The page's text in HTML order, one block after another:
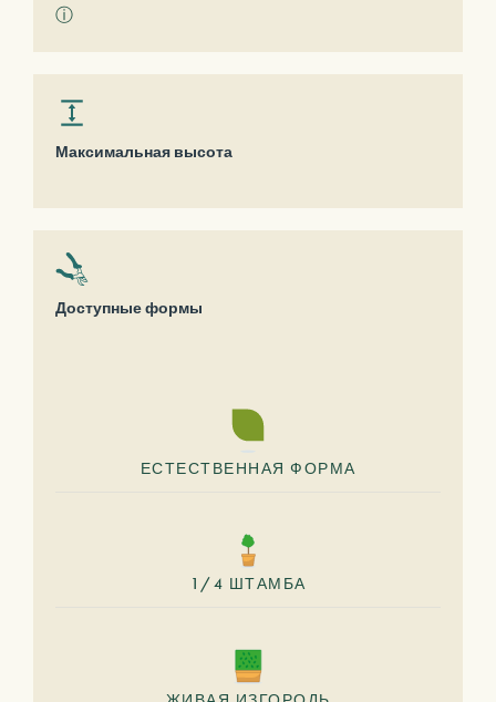
ⓘ
Максимальная высота
Доступные формы
ЕСТЕСТВЕННАЯ ФОРМА
1/4 ШТАМБА